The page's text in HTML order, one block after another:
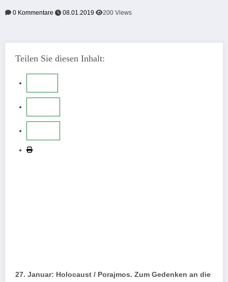
0 Kommentare 08.01.2019 200 Views
Teilen Sie diesen Inhalt:
27. Januar: Holocaust / Porajmos. Zum Gedenken an die